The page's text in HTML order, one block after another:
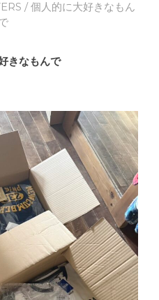
/ 個人的に大好きなもん
きなもんで